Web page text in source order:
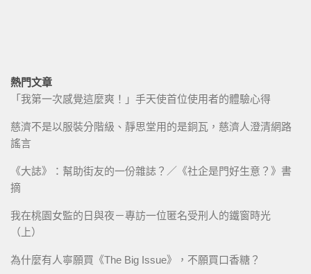
熱門文章
「我第一次感覺這麼爽！」手天使首位使用者的體驗心得
慈濟不是以服裝分階級、靜思堂用的是銅瓦，慈濟人澄清網路
謠言
《大誌》：幫助街友的一份雜誌？／《社企是門好生意？》書
摘
我在桃園女監的日與夜－專訪一位匿名受刑人的鐵窗時光
（上）
為什麼有人寧願買《The Big Issue》，不願買口香糖？